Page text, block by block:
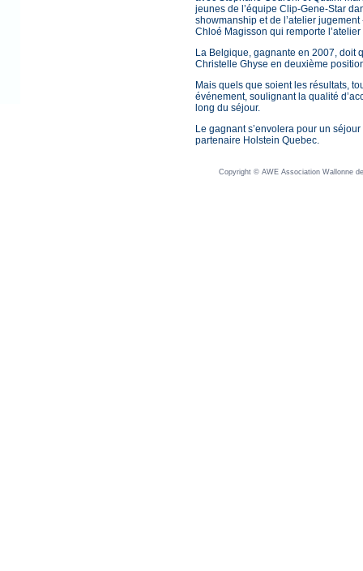
jeunes de l’équipe Clip-Gene-Star
showmanship et de l’atelier
Chloé Magisson qui remporte
La Belgique, gagnante en 2007, doit
Christelle Ghyse en deuxième
Mais quels que soient les résultats,
événement, soulignant la qualité
long du séjour.
Le gagnant s’envolera pour un
partenaire Holstein Quebec.
Copyright © AWE Association Wallonne